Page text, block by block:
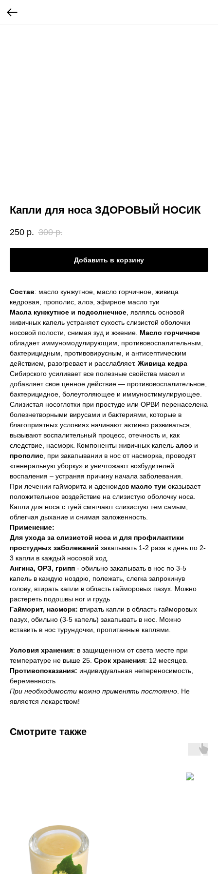
Капли для носа ЗДОРОВЫЙ НОСИК
250 р. 300 р.
Добавить в корзину
Состав: масло кунжутное, масло горчичное, живица
кедровая, прополис, алоэ, эфирное масло туи
Масла кунжутное и подсолнечное, являясь основой
живичных капель устраняет сухость слизистой оболочки
носовой полости, снимая зуд и жжение. Масло горчичное
обладает иммуномодулирующим, противовоспалительным,
бактерицидным, противовирусным, и антисептическим
действием, разогревает и расслабляет. Живица кедра
Сибирского усиливает все полезные свойства масел и
добавляет свое ценное действие — противовоспалительное,
бактерицидное, болеутоляющее и иммуностимулирующее.
Слизистая носоглотки при простуде или ОРВИ перенаселена
болезнетворными вирусами и бактериями, которые в
благоприятных условиях начинают активно развиваться,
вызывают воспалительный процесс, отечность и, как
следствие, насморк. Компоненты живичных капель алоэ и
прополис, при закапывании в нос от насморка, проводят
«генеральную уборку» и уничтожают возбудителей
воспаления – устраняя причину начала заболевания.
При лечении гайморита и аденоидов масло туи оказывает
положительное воздействие на слизистую оболочку носа.
Капли для носа с туей смягчают слизистую тем самым,
облегчая дыхание и снимая заложенность.
Применение:
Для ухода за слизистой носа и для профилактики
простудных заболеваний закапывать 1-2 раза в день по 2-
3 капли в каждый носовой ход.
Ангина, ОРЗ, грипп - обильно закапывать в нос по 3-5
капель в каждую ноздрю, полежать, слегка запрокинув
голову, втирать капли в область гайморовых пазух. Можно
растереть подошвы ног и грудь
Гайморит, насморк: втирать капли в область гайморовых
пазух, обильно (3-5 капель) закапывать в нос. Можно
вставить в нос турундочки, пропитанные каплями.
Условия хранения: в защищенном от света месте при
температуре не выше 25. Срок хранения: 12 месяцев.
Противопоказания: индивидуальная непереносимость,
беременность
При необходимости можно применять постоянно. Не
является лекарством!
Смотрите также